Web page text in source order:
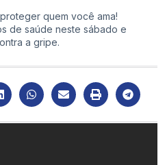
quem você ama!
de saúde neste sábado e
a gripe.